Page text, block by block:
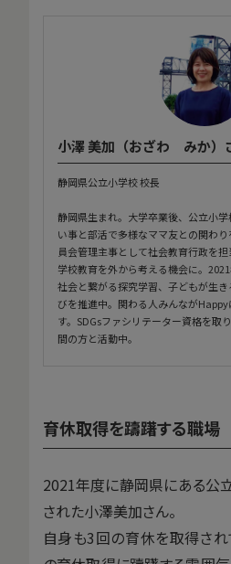
小澤 美加（おざわ みか）
静岡県公立小学校 校長
静岡県生まれ。大学卒業後、公立小
い事と部活で多様なママ友との関わ
員会管理主事として社会教育行政を
学校教育を外から考える機会に。
社会と繋がる探究学習、子どもが生
びを推進中。関わる人みんなが
す。SDGsファシリテーター資格を取
間の方と活動中。
育休取得を躊躇する職場
2021年度に静岡県にある公
された小澤美加さん。
自身も3回の育休を取得され